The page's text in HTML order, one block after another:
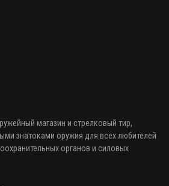
магазин и стрелковый тир,
знатоками оружия для всех любителей
органов и силовых